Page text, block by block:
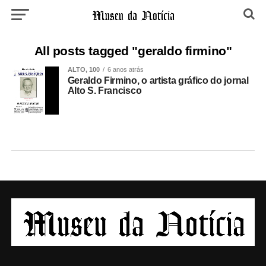
All posts tagged "geraldo firmino"
ALTO, 100 6 anos atrás
Geraldo Firmino, o artista gráfico do jornal
Alto S. Francisco